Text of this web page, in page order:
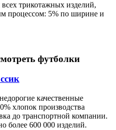
трикотажных изделий,
процессом: 5% по ширине и
футболки
качественные
хлопок производства
до транспортной компании.
более 600 000 изделий.